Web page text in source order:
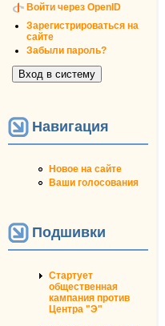
Войти через OpenID
Зарегистрироваться на
сайте
Забыли пароль?
Навигация
Новое на сайте
Ваши голосования
Подшивки
Стартует
общественная
кампания против
Центра "Э"